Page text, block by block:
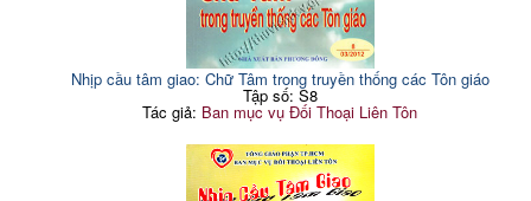
Nhịp cầu tâm giao: Chữ Tâm trong truyền thống các Tôn giáo
Tập số: S8
Tác giả: Ban mục vụ Đối Thoại Liên Tôn